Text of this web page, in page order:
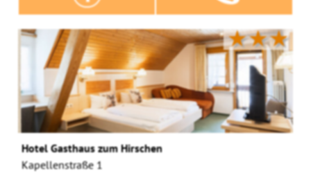
★★★
Hotel Gasthaus zum Hirschen
Kapellenstraße 1